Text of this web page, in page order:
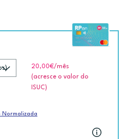
20,00€/mês
(acresce o valor do
ISUC)
Normalizada